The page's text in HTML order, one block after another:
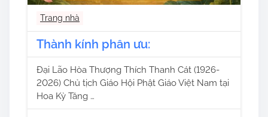
Trang nhà
​​Thành kính phân ưu:
Đại Lão Hòa Thượng Thích Thanh Cát (1926-
2026) Chủ tịch Giáo Hội Phật Giáo Việt Nam tại
Hoa Kỳ Tăng …